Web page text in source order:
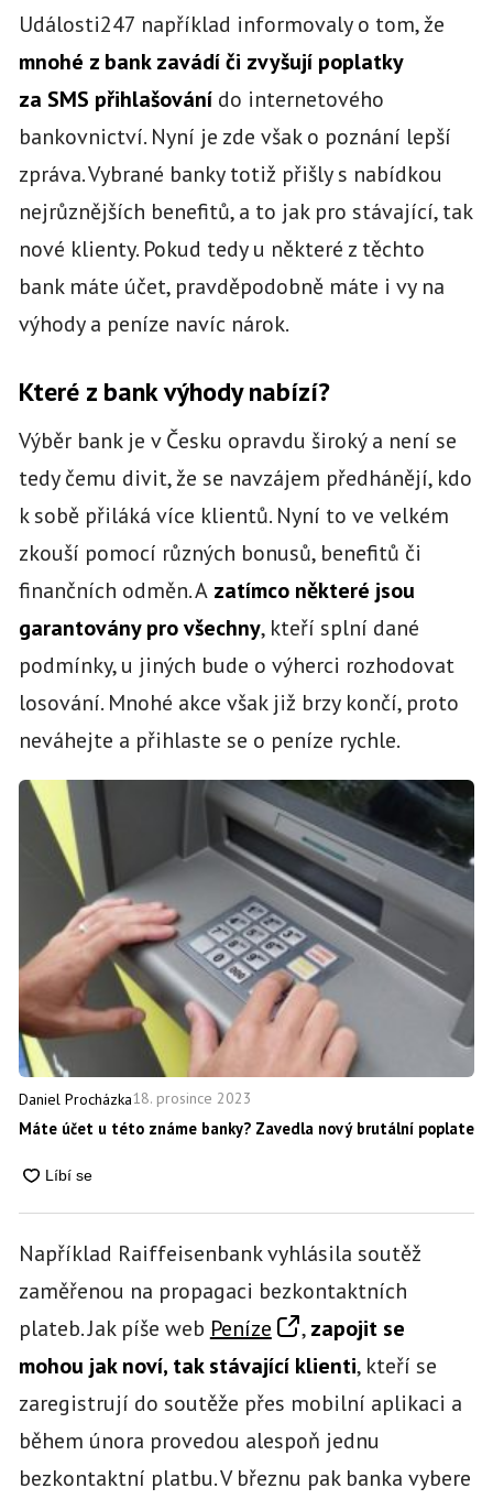
Události247 například informovaly o tom, že
mnohé z bank zavádí či zvyšují poplatky
za SMS přihlašovánído internetového
bankovnictví. Nyní je zde však o poznání lepší
zpráva. Vybrané banky totiž přišly s nabídkou
nejrůznějších benefitů, a to jak pro stávající, tak
nové klienty. Pokud tedy u některé z těchto
bank máte účet, pravděpodobně máte i vy na
výhody a peníze navíc nárok.
Které z bank výhody nabízí?
Výběr bank je v Česku opravdu široký a není se
tedy čemu divit, že se navzájem předhánějí, kdo
k sobě přiláká více klientů. Nyní to ve velkém
zkouší pomocí různých bonusů, benefitů či
finančních odměn. Azatímco některé jsou
garantovány pro všechny, kteří splní dané
podmínky, u jiných bude o výherci rozhodovat
losování. Mnohé akce však již brzy končí, proto
neváhejte a přihlaste se o peníze rychle.
Daniel Procházka18. prosince 2023
Máte účet u této známe banky? Zavedla nový brutální
Například Raiffeisenbank vyhlásila soutěž
zaměřenou na propagaci bezkontaktních
plateb. Jak píše web Peníze ,zapojit se
mohou jak noví, tak stávající klienti, kteří se
zaregistrují do soutěže přes mobilní aplikaci a
během února provedou alespoň jednu
bezkontaktní platbu. V březnu pak banka vybere